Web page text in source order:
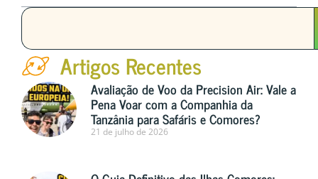
Artigos Recentes
Avaliação de Voo da Precision Air: Vale a
Pena Voar com a Companhia da
Tanzânia para Safáris e Comores?
21 de julho de 2026